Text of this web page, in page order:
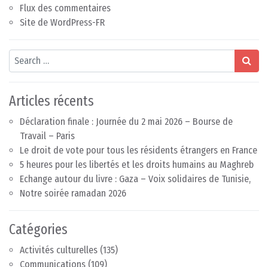
Flux des commentaires
Site de WordPress-FR
Search
Articles récents
Déclaration finale : Journée du 2 mai 2026 – Bourse de
Travail – Paris
Le droit de vote pour tous les résidents étrangers en France
5 heures pour les libertés et les droits humains au Maghreb
Echange autour du livre : Gaza – Voix solidaires de Tunisie,
Notre soirée ramadan 2026
Catégories
Activités culturelles (135)
Communications (109)